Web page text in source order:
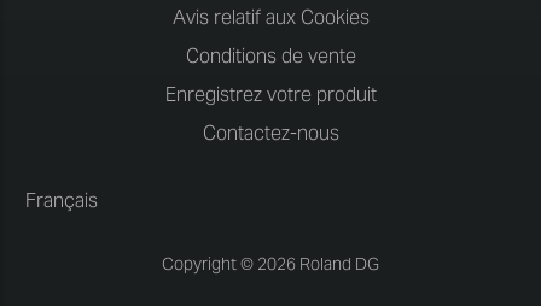
Avis relatif aux Cookies
Conditions de vente
Enregistrez votre produit
Contactez-nous
Français
Copyright © 2026 Roland DG